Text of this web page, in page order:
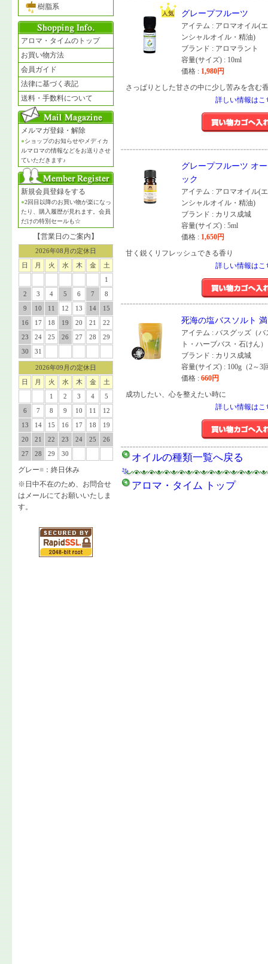
樹脂系
アロマ・タイムのトップ
お買い物方法
会員ガイド
法律に基づく表記
送料・手数料について
メルマガ登録・解除
●ショップのお知らせやメディカ
ルマロマの情報などをお送りさせ
ていただきます♪
新規会員登録をする
●2回目以降のお買い物が楽になっ
たり、購入履歴が見れます。会員
だけの特別セールも☆
【営業日のご案内】
2026年08月の定休日
日
月 火 水 木 金
土
1
2
3 4 5 6 7
8
9
10 11 12 13 14
15
16
17 18 19 20 21
22
23
24 25 26 27 28
29
30
31
2026年09月の定休日
日
月 火 水 木 金
土
1
2 3 4
5
6
7 8 9 10 11
12
13
14 15 16 17 18
19
20
21 22 23 24 25
26
27
28 29 30
グレー■ ：終日休み
※日中不在のため、お問合せ
はメールにてお願いいたしま
す。
グレープフルーツ
アイテム : アロマオイル(
ンシャルオイル・精油)
ブランド : アロマラント
容量(サイズ) : 10ml
価格 : 1,980円
さっぱりとした甘さの中に少し苦みを含む
詳しい情報はこ
グレープフルーツ オ
ック
アイテム : アロマオイル(
ンシャルオイル・精油)
ブランド : カリス成城
容量(サイズ) : 5ml
価格 : 1,650円
甘く鋭くリフレッシュできる香り
詳しい情報はこ
死海の塩バスソルト
アイテム : バスグッズ（バ
ト・ハーブバス・石けん）
ブランド : カリス成城
容量(サイズ) : 100g（2～3
価格 : 660円
成功したい、心を整えたい時に
詳しい情報はこ
オイルの種類一覧へ戻る
アロマ・タイム トップ